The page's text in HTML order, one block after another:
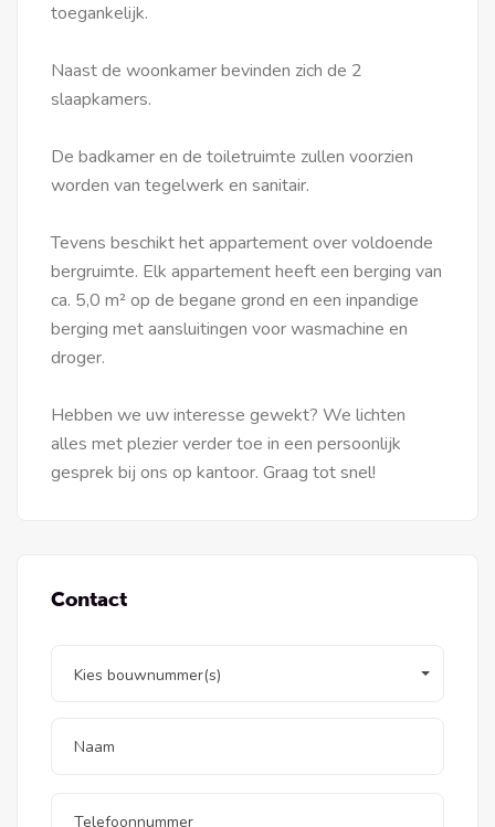
toegankelijk.
Naast de woonkamer bevinden zich de 2
slaapkamers.
De badkamer en de toiletruimte zullen voorzien
worden van tegelwerk en sanitair.
Tevens beschikt het appartement over voldoende
bergruimte. Elk appartement heeft een berging van
ca. 5,0 m² op de begane grond en een inpandige
berging met aansluitingen voor wasmachine en
droger.
Hebben we uw interesse gewekt? We lichten
alles met plezier verder toe in een persoonlijk
gesprek bij ons op kantoor. Graag tot snel!
Contact
Kies bouwnummer(s)